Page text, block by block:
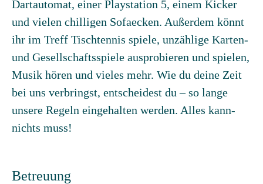
Dartautomat, einer Playstation 5, einem Kicker
und vielen chilligen Sofaecken. Außerdem könnt
ihr im Treff Tischtennis spiele, unzählige Karten-
und Gesellschaftsspiele ausprobieren und spielen,
Musik hören und vieles mehr. Wie du deine Zeit
bei uns verbringst, entscheidest du – so lange
unsere Regeln eingehalten werden. Alles kann-
nichts muss!
Betreuung